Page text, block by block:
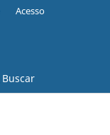
Buscar
Acesso